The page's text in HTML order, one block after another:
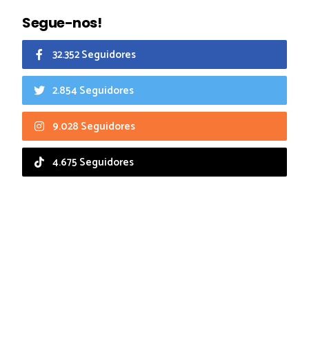
Segue-nos!
32.352 Seguidores
2.854 Seguidores
9.028 Seguidores
4.675 Seguidores